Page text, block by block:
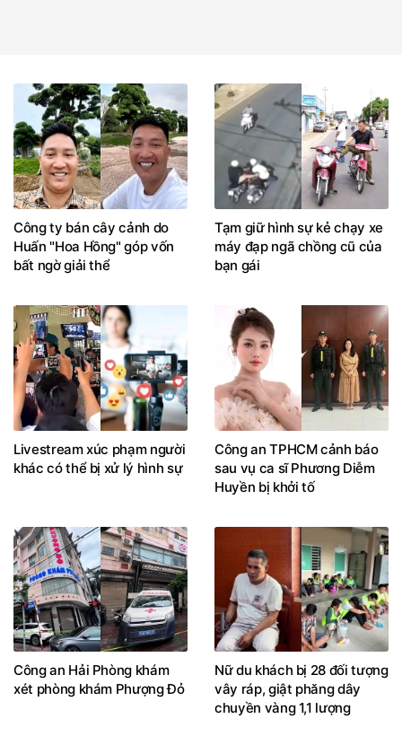
Công ty bán cây cảnh do
Huấn "Hoa Hồng" góp vốn
bất ngờ giải thể
Tạm giữ hình sự kẻ chạy xe
máy đạp ngã chồng cũ của
bạn gái
Livestream xúc phạm người
khác có thể bị xử lý hình sự
Công an TPHCM cảnh báo
sau vụ ca sĩ Phương Diễm
Huyền bị khởi tố
Công an Hải Phòng khám
xét phòng khám Phượng Đỏ
Nữ du khách bị 28 đối tượng
vây ráp, giật phăng dây
chuyền vàng 1,1 lượng